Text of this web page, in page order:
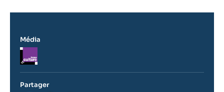
Média
Logo
Partager